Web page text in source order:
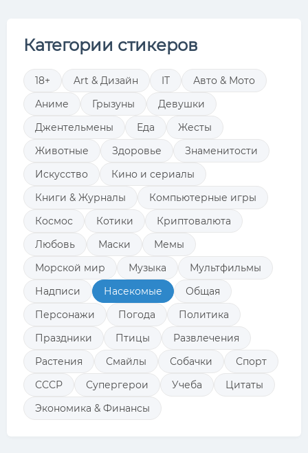
Категории стикеров
18+ Art & Дизайн IT
Авто & Мото
Аниме
Грызуны
Девушки
Джентельмены
Еда
Жесты
Животные
Здоровье
Знаменитости
Искусство
Кино и сериалы
Книги & Журналы
Компьютерные игры
Космос
Котики
Криптовалюта
Любовь
Маски
Мемы
Морской мир
Музыка
Мультфильмы
Надписи
Насекомые
Общая
Персонажи
Погода
Политика
Праздники
Птицы
Развлечения
Растения
Смайлы Собачки
Спорт
СССР
Супергерои Учеба
Цитаты
Экономика & Финансы